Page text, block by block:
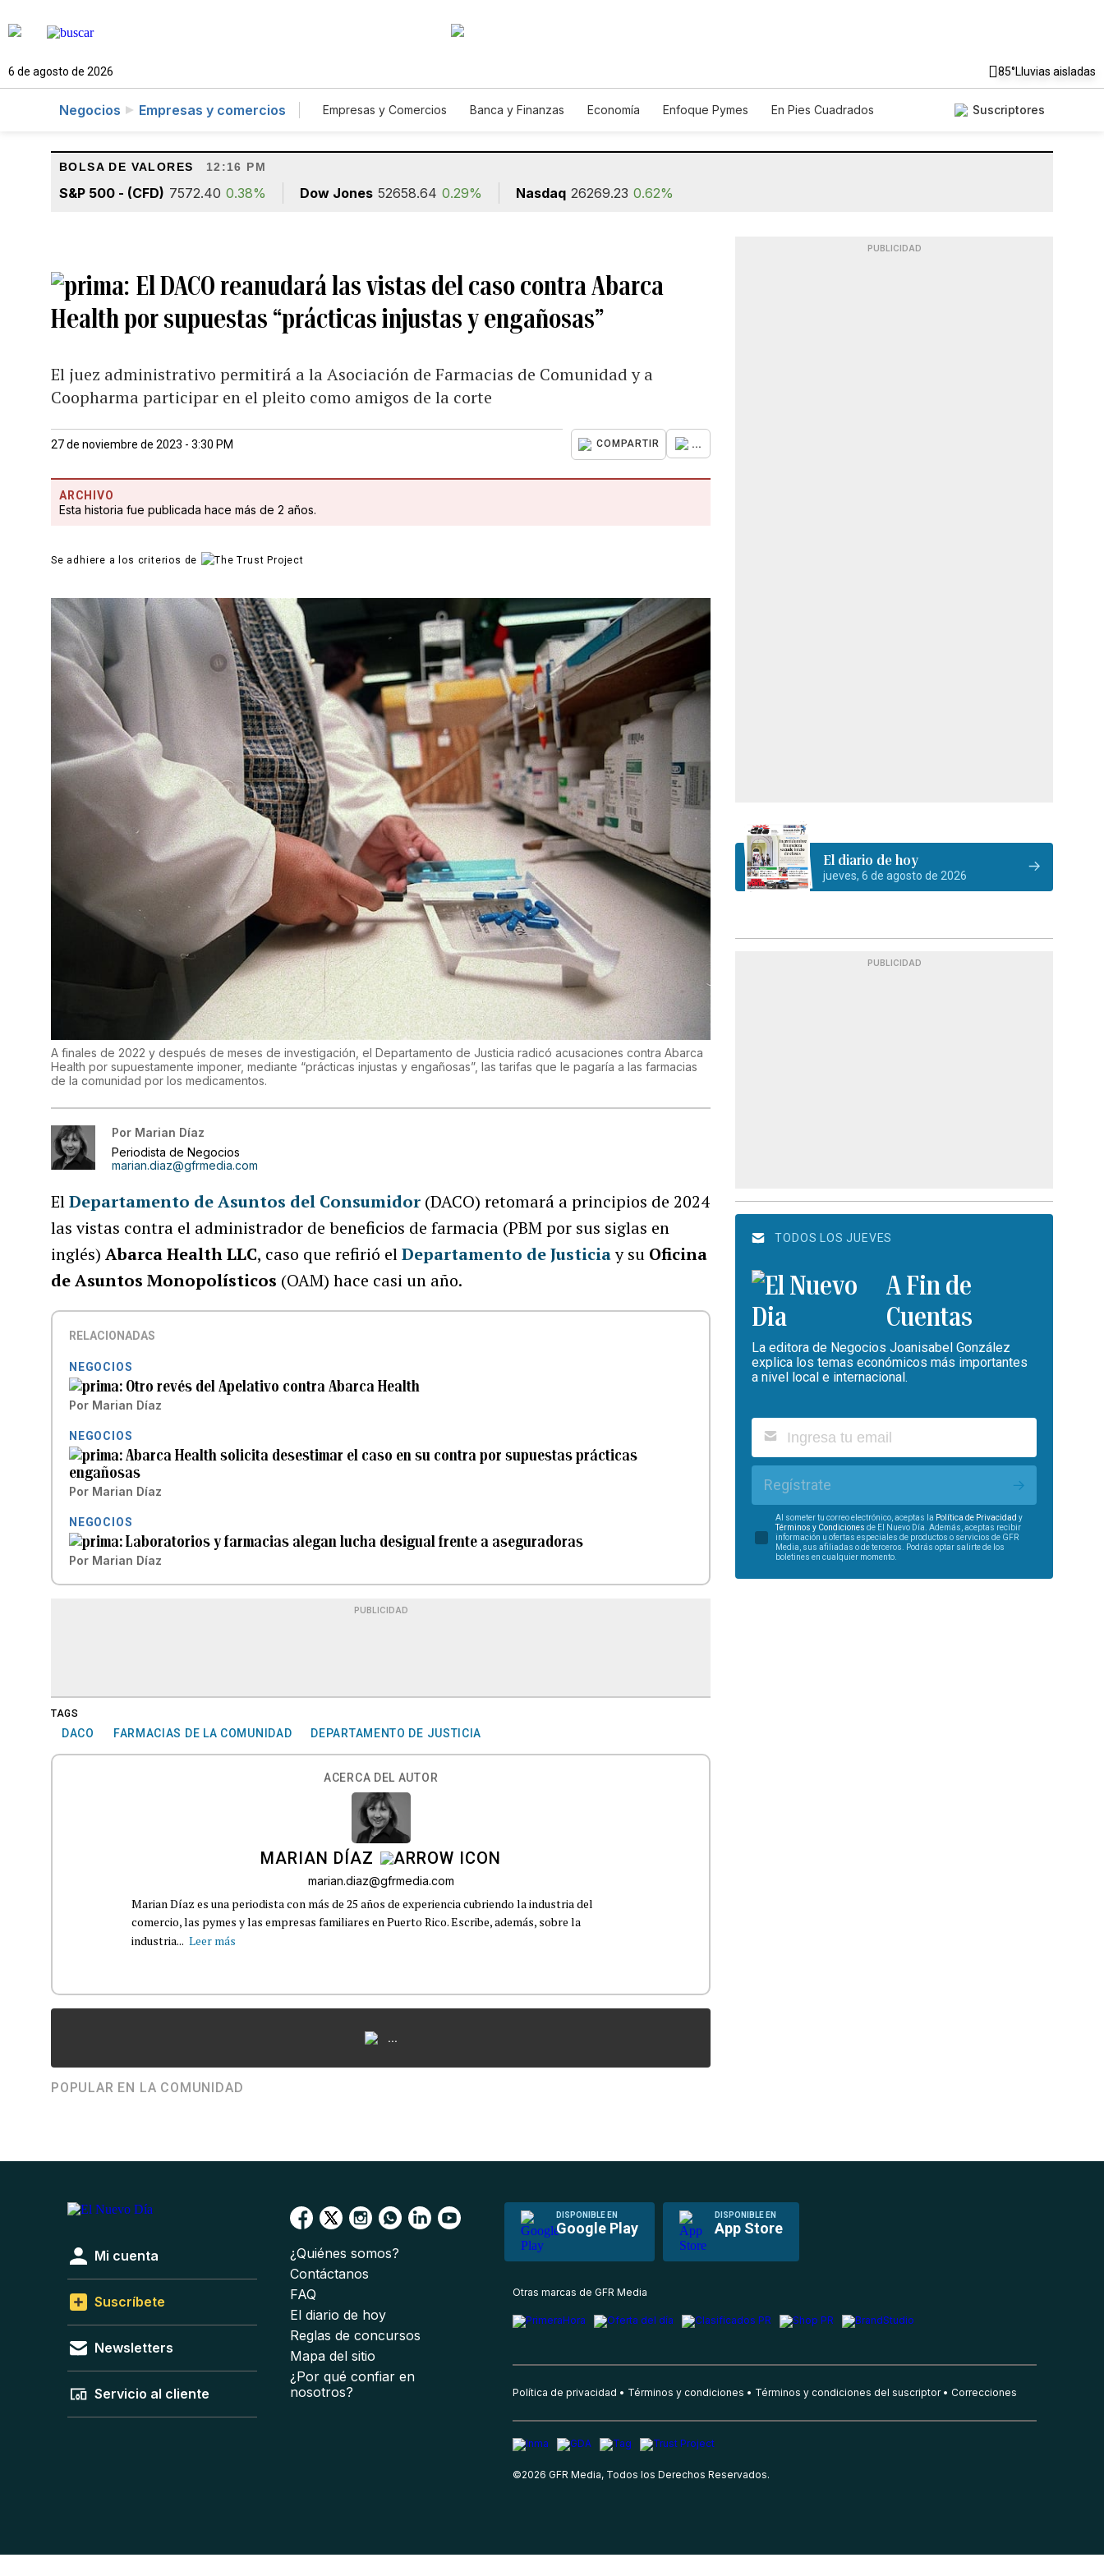
6 de agosto de 2026 85°Lluvias aisladas
Negocios Empresas y comercios Empresas y Comercios Banca y Finanzas Economía Enfoque Pymes
En Pies Cuadrados
Suscriptores
BOLSA DE VALORES 12:16 PM
S&P 500 - (CFD) 7572.40 0.38% Dow Jones 52658.64 0.29% Nasdaq 26269.23 0.62%
El DACO reanudará las vistas del caso contra Abarca
Health por supuestas “prácticas injustas y engañosas”
El juez administrativo permitirá a la Asociación de Farmacias de Comunidad y a
Coopharma participar en el pleito como amigos de la corte
27 de noviembre de 2023 - 3:30 PM COMPARTIR ...
ARCHIVO
Esta historia fue publicada hace más de 2 años.
Se adhiere a los criterios de
A finales de 2022 y después de meses de investigación, el Departamento de Justicia radicó acusaciones contra Abarca
Health por supuestamente imponer, mediante “prácticas injustas y engañosas”, las tarifas que le pagaría a las farmacias
de la comunidad por los medicamentos.
Por Marian Díaz
Periodista de Negocios
marian.diaz@gfrmedia.com
ElDepartamento de Asuntos del Consumidor (DACO) retomará a principios de 2024
las vistas contra el administrador de beneficios de farmacia (PBM por sus siglas en
inglés)Abarca Health LLC, caso que refirió elDepartamento de Justiciay su Oficina
de Asuntos Monopolísticos (OAM) hace casi un año.
RELACIONADAS
NEGOCIOS
Otro revés del Apelativo contra Abarca Health
Por Marian Díaz
NEGOCIOS
Abarca Health solicita desestimar el caso en su contra por supuestas prácticas
engañosas
Por Marian Díaz
NEGOCIOS
Laboratorios y farmacias alegan lucha desigual frente a aseguradoras
Por Marian Díaz
PUBLICIDAD
TAGS
DACO FARMACIAS DE LA COMUNIDAD DEPARTAMENTO DE JUSTICIA
ACERCA DEL AUTOR
MARIAN DÍAZ
marian.diaz@gfrmedia.com
Marian Díaz es una periodista con más de 25 años de experiencia cubriendo la industria del
comercio, las pymes y las empresas familiares en Puerto Rico. Escribe, además, sobre la
industria... Leer más
...
POPULAR EN LA COMUNIDAD
PUBLICIDAD
El diario de hoy
jueves, 6 de agosto de 2026
PUBLICIDAD
TODOS LOS JUEVES
A Fin de
Cuentas
La editora de Negocios Joanisabel González
explica los temas económicos más importantes
a nivel local e internacional.
Regístrate
Al someter tu correo electrónico, aceptas la Política de Privacidad y
Términos y Condiciones de El Nuevo Día. Además, aceptas recibir
información u ofertas especiales de productos o servicios de GFR
Media, sus afiliadas o de terceros. Podrás optar salirte de los
boletines en cualquier momento.
DISPONIBLE EN
Google Play
DISPONIBLE EN
App Store
Mi cuenta
Suscríbete
Newsletters
Servicio al cliente
¿Quiénes somos?
Contáctanos
FAQ
El diario de hoy
Reglas de concursos
Mapa del sitio
¿Por qué confiar en
nosotros?
Otras marcas de GFR Media
Política de privacidad Términos y condiciones Términos y condiciones del suscriptor Correcciones
©2026 GFR Media, Todos los Derechos Reservados.